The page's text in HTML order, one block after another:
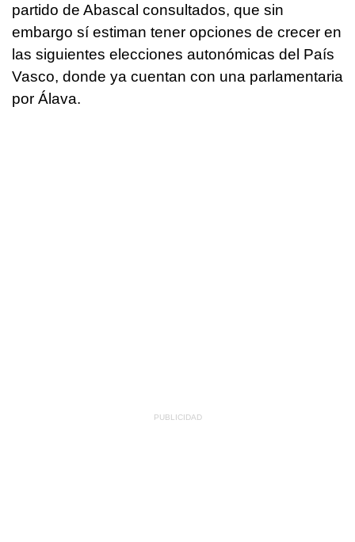
partido de Abascal consultados, que sin
embargo sí estiman tener opciones de crecer en
las siguientes elecciones autonómicas del País
Vasco, donde ya cuentan con una parlamentaria
por Álava.